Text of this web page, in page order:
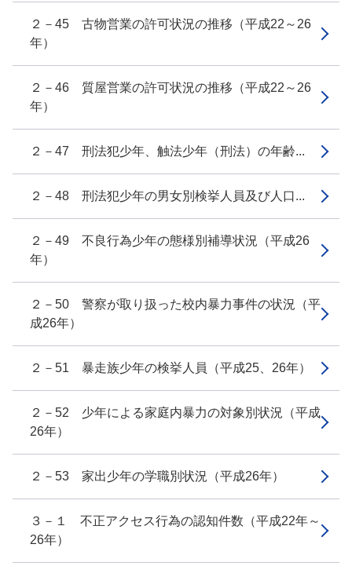
２－45 古物営業の許可状況の推移（平成22～26
年）
２－46 質屋営業の許可状況の推移（平成22～26
年）
２－47 刑法犯少年、触法少年（刑法）の年齢...
２－48 刑法犯少年の男女別検挙人員及び人口...
２－49 不良行為少年の態様別補導状況（平成26
年）
２－50 警察が取り扱った校内暴力事件の状況（平
成26年）
２－51 暴走族少年の検挙人員（平成25、26年）
２－52 少年による家庭内暴力の対象別状況（平成
26年）
２－53 家出少年の学職別状況（平成26年）
３－１ 不正アクセス行為の認知件数（平成22年～
26年）